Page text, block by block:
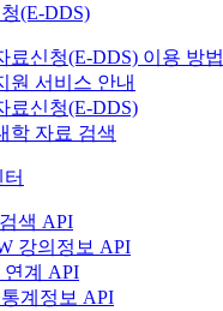
(E-DDS)
료신청(E-DDS) 이용 방법
원 서비스 안내
료신청(E-DDS)
학 자료 검색
색 API
강의정보 API
계 API
계정보 API